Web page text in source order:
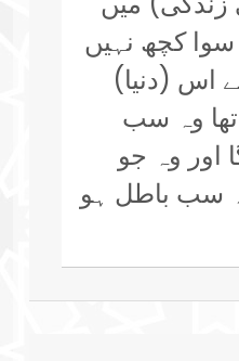
کچھ نہیں
اس (دنیا)
وہ سب
اور وہ جو
سب باطل ہو